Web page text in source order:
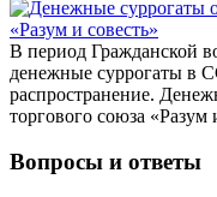
В период Гражданской
денежные суррогаты в
распространение.
торгового союза «Разум
Вопросы и ответы